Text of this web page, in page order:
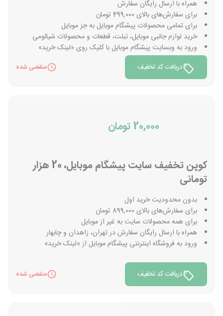
همراه با ارسال رایگان سفارش
برای سفارش‌های بالای 499,000 تومان
برای تمامی محصولات پیشگام موبایل به جز موبایل
خرید لوازم جانبی موبایل، تبلت، قطعات و محصولات شیائومی
ورود به وبسایت پیشگام موبایل با کلیک روی «لینک خرید»
دریافت کد تخفیف
منقضی شده
20,000 تومان
کوپن تخفیف سایت پیشگام موبایل، 20 هزار
تومانی
بدون محدودیت خرید اول
برای سفارش‌های بالای 899,000 تومان
برای همه محصولات سایت به غیر از موبایل
همراه با ارسال رایگان سفارش در تهران، زاهدان و چابهار
ورود به فروشگاه اینترنتی پیشگام موبایل از «لینک خرید»
دریافت کد تخفیف منقضی شده